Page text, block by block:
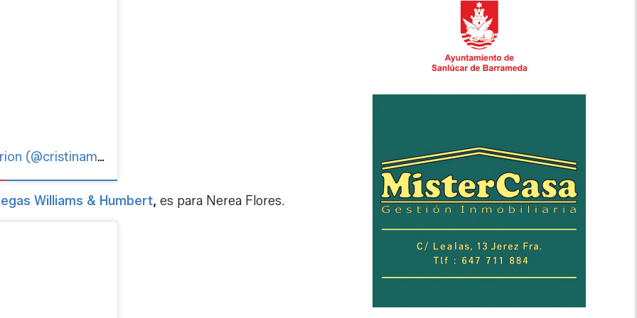
Una publicación compartida de Cristina Morion (@cristinamorion)
Williams & Humbert, es para Nerea Flores.